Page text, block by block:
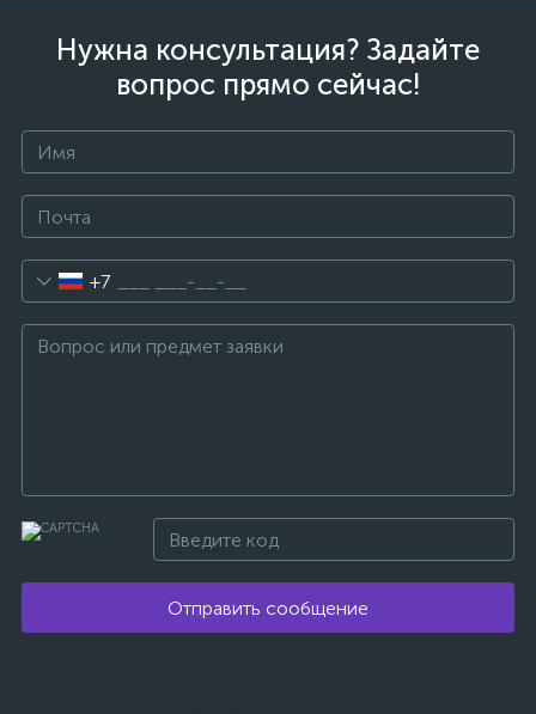
Нужна консультация? Задайте
вопрос прямо сейчас!
+7
Отправить сообщение